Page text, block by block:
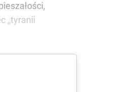
„tyranii